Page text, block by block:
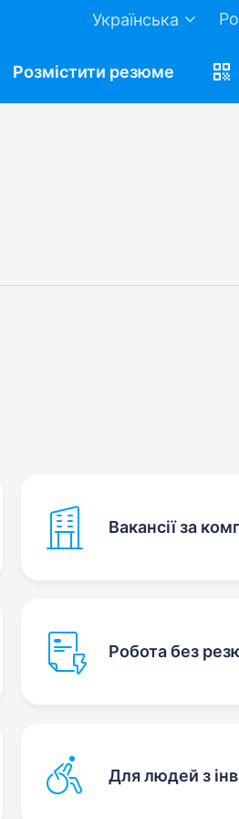
Українська
Розмістити резюме
Вакансії за
Робота без
Для людей з